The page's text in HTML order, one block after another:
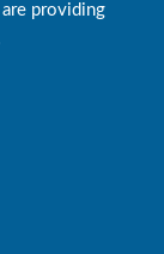
are providing